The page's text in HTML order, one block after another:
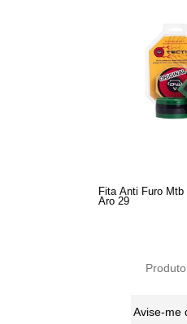
Fita Anti Furo Mtb
Aro 29
Avise-me